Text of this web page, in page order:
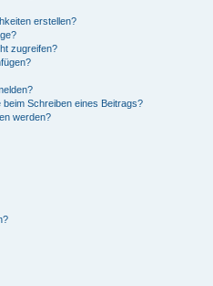
erstellen?
zugreifen?
beim Schreiben eines Beitrags?
werden?